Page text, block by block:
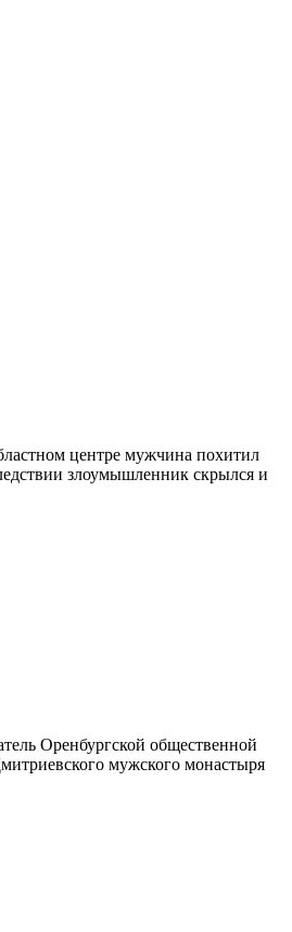
центре мужчина похитил
злоумышленник скрылся и
Оренбургской общественной
мужского монастыря